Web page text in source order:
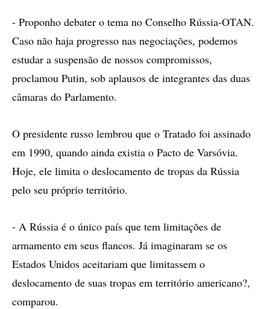
- Proponho debater o tema no Conselho Rússia-OTAN.
Caso não haja progresso nas negociações, podemos
estudar a suspensão de nossos compromissos,
proclamou Putin, sob aplausos de integrantes das duas
câmaras do Parlamento.
O presidente russo lembrou que o Tratado foi assinado
em 1990, quando ainda existia o Pacto de Varsóvia.
Hoje, ele limita o deslocamento de tropas da Rússia
pelo seu próprio território.
- A Rússia é o único país que tem limitações de
armamento em seus flancos. Já imaginaram se os
Estados Unidos aceitariam que limitassem o
deslocamento de suas tropas em território americano?,
comparou.